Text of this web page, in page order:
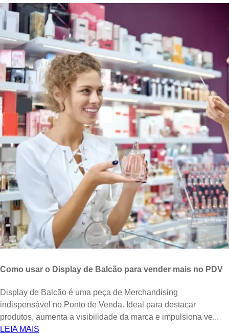
Como usar o Display de Balcão para vender mais no PDV
Display de Balcão é uma peça de Merchandising
indispensável no Ponto de Venda. Ideal para destacar
produtos, aumenta a visibilidade da marca e impulsiona ve...
LEIA MAIS